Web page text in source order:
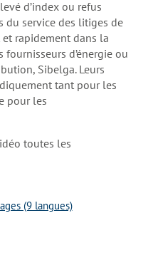
d’index ou refus
du service des litiges de
rapidement dans la
d’énergie ou
Sibelga. Leurs
tant pour les
pour les
toutes les
(9 langues)